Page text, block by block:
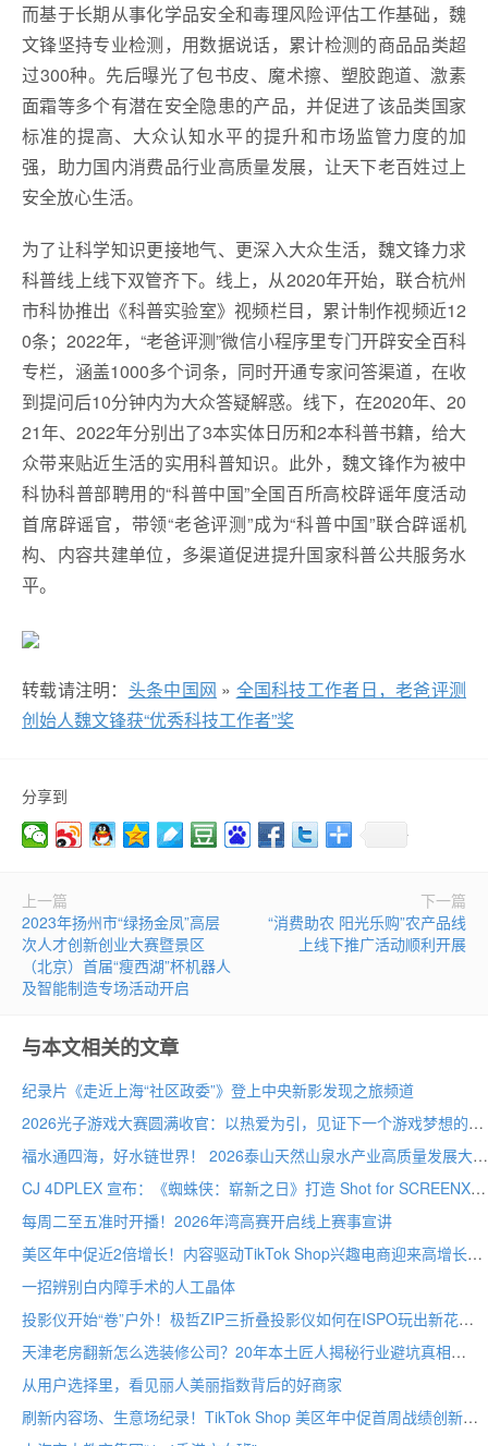
而基于长期从事化学品安全和毒理风险评估工作基础，魏
文锋坚持专业检测，用数据说话，累计检测的商品品类超
过300种。先后曝光了包书皮、魔术擦、塑胶跑道、激素
面霜等多个有潜在安全隐患的产品，并促进了该品类国家
标准的提高、大众认知水平的提升和市场监管力度的加
强，助力国内消费品行业高质量发展，让天下老百姓过上
安全放心生活。
为了让科学知识更接地气、更深入大众生活，魏文锋力求
科普线上线下双管齐下。线上，从2020年开始，联合杭州
市科协推出《科普实验室》视频栏目，累计制作视频近12
0条；2022年，“老爸评测”微信小程序里专门开辟安全百科
专栏，涵盖1000多个词条，同时开通专家问答渠道，在收
到提问后10分钟内为大众答疑解惑。线下，在2020年、20
21年、2022年分别出了3本实体日历和2本科普书籍，给大
众带来贴近生活的实用科普知识。此外，魏文锋作为被中
科协科普部聘用的“科普中国”全国百所高校辟谣年度活动
首席辟谣官，带领“老爸评测”成为“科普中国”联合辟谣机
构、内容共建单位，多渠道促进提升国家科普公共服务水
平。
转载请注明： 头条中国网 » 全国科技工作者日，老爸评测
创始人魏文锋获“优秀科技工作者”奖
分享到
上一篇
2023年扬州市“绿扬金凤”高层
次人才创新创业大赛暨景区
（北京）首届“瘦西湖”杯机器人
及智能制造专场活动开启
下一篇
“消费助农 阳光乐购”农产品线
上线下推广活动顺利开展
与本文相关的文章
纪录片《走近上海“社区政委”》登上中央新影发现之旅频道
2026光子游戏大赛圆满收官：以热爱为引，见证下一个游戏梦想的诞生
福水通四海，好水链世界！ 2026泰山天然山泉水产业高质量发展大会圆满举行
CJ 4DPLEX 宣布：《蜘蛛侠：崭新之日》打造 Shot for SCREENX 专属版本
每周二至五准时开播！2026年湾高赛开启线上赛事宣讲
美区年中促近2倍增长！内容驱动TikTok Shop兴趣电商迎来高增长
一招辨别白内障手术的人工晶体
投影仪开始“卷”户外！极哲ZIP三折叠投影仪如何在ISPO玩出新花样？
天津老房翻新怎么选装修公司？20年本土匠人揭秘行业避坑真相
从用户选择里，看见丽人美丽指数背后的好商家
刷新内容场、生意场纪录！TikTok Shop 美区年中促首周战绩创新高